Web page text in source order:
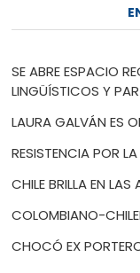
SE ABRE ESPACIO
LINGÜÍSTICOS Y
LAURA GALVÁN ES
RESISTENCIA POR
CHILE BRILLA EN
COLOMBIANO-
CHOCÓ EX